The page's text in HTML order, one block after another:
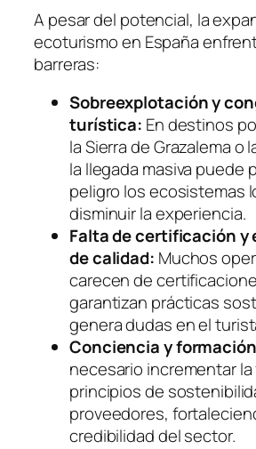
A pesar del potencial, la
ecoturismo en España
barreras:
Sobreexplotación y
turística: En destinos
la Sierra de Grazalema o
la llegada masiva puede
peligro los ecosistemas
disminuir la experiencia.
Falta de certificación y
de calidad: Muchos
carecen de
garantizan prácticas
genera dudas en el
Conciencia y
necesario incrementar
principios de
proveedores,
credibilidad del sector.